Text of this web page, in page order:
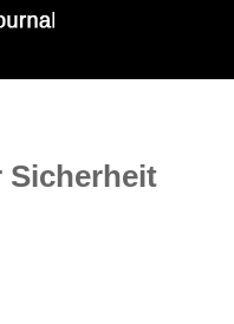
Sicherheit